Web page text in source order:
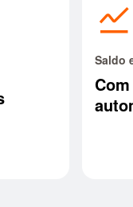
acoes
Com aplicação